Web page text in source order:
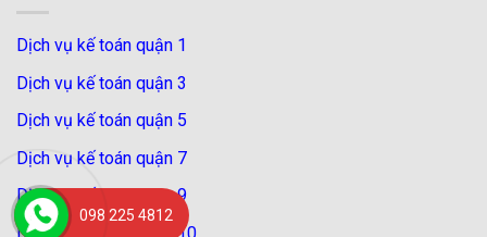
Dịch vụ kế toán quận 1
Dịch vụ kế toán quận 3
Dịch vụ kế toán quận 5
Dịch vụ kế toán quận 7
Dịch vụ kế toán quận 9
098 225 4812